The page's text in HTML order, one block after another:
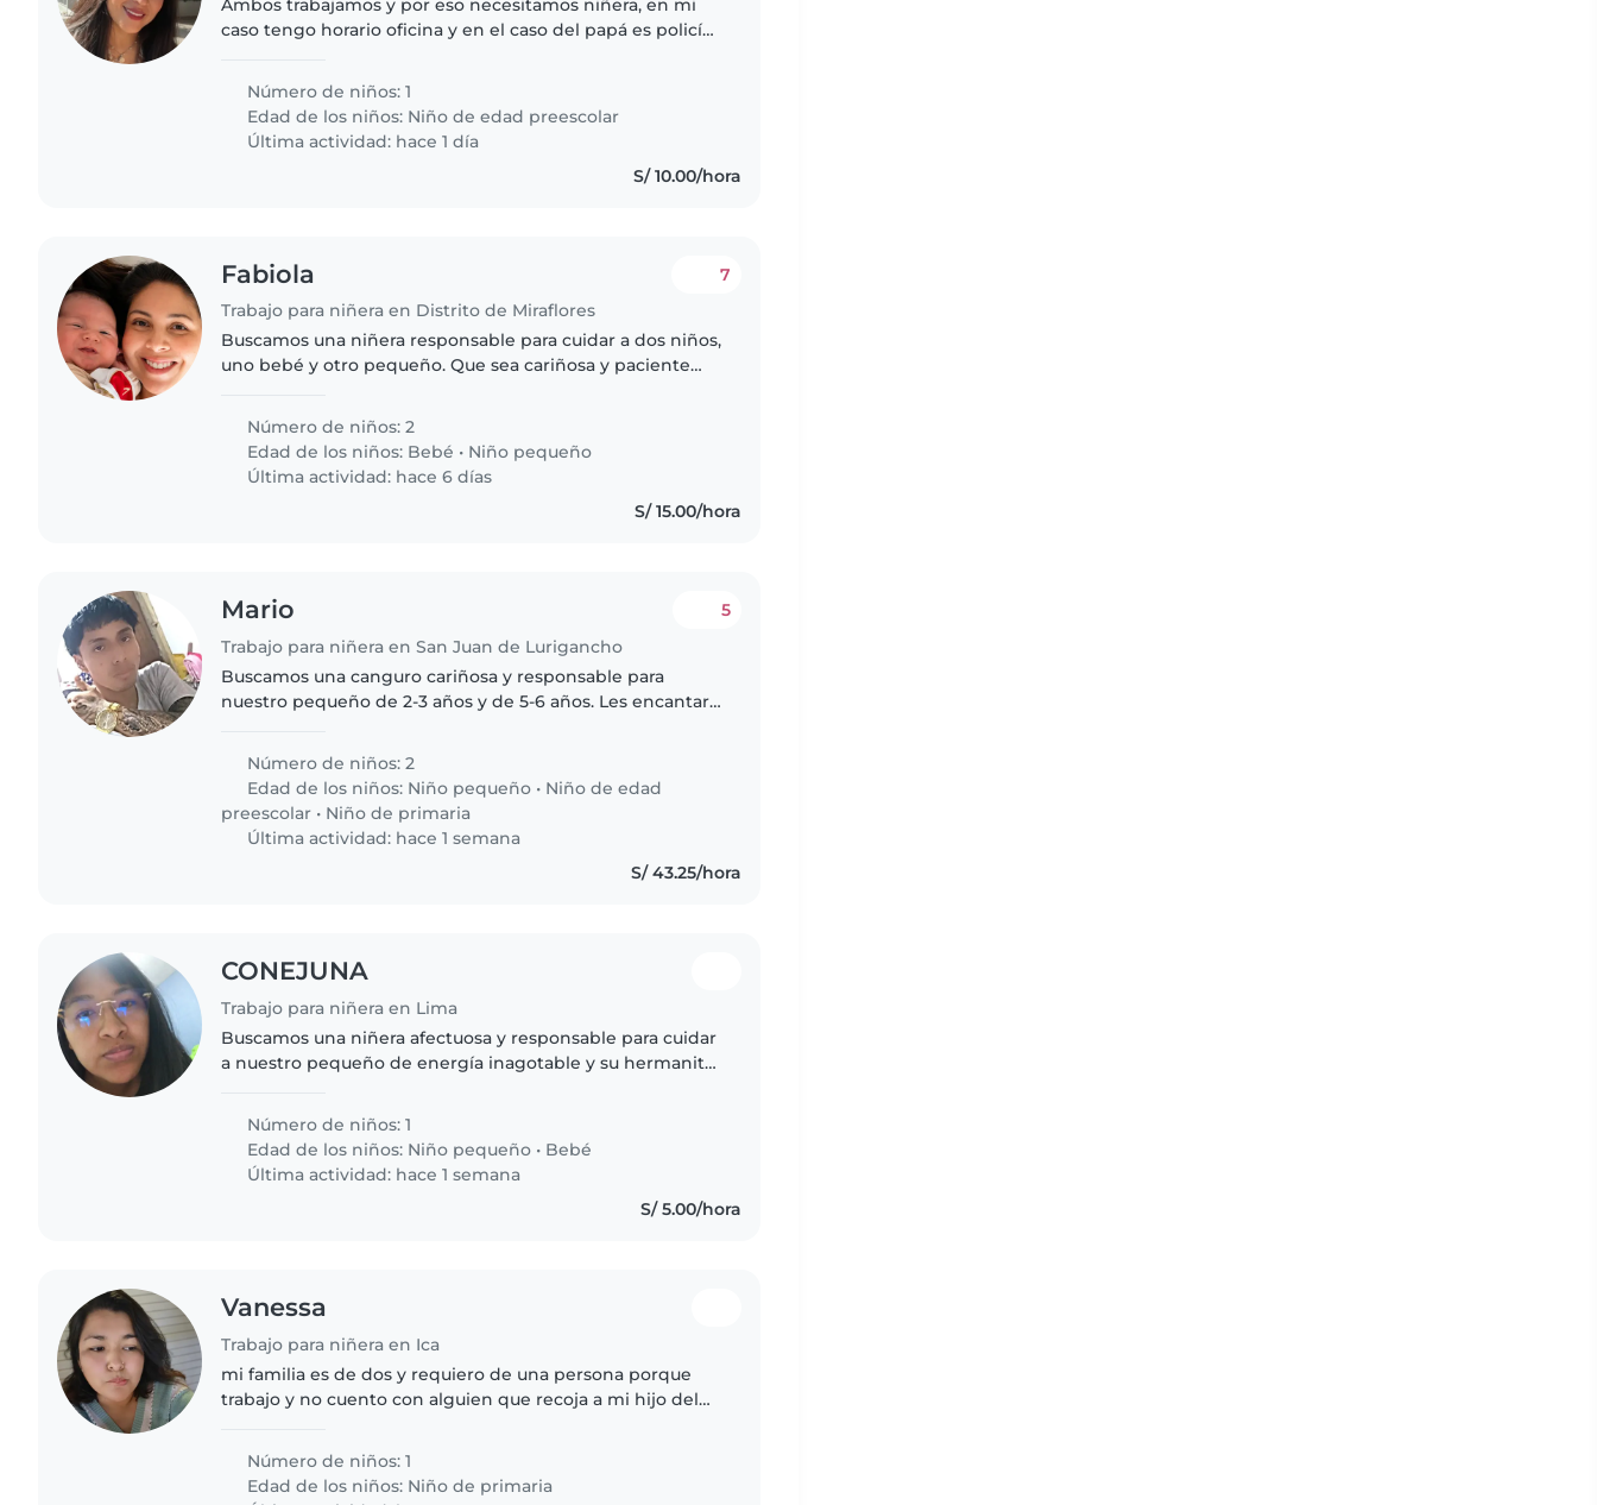
caso tengo horario oficina y en el caso del papá es policía
Número de niños: 1
Edad de los niños: Niño de edad preescolar
Última actividad: hace 1 día
S/ 10.00/hora
Fabiola
Trabajo para niñera en Distrito de Miraflores
7
Buscamos una niñera responsable para cuidar a dos niños,
uno bebé y otro pequeño. Que sea cariñosa y paciente
así que no estarías..
Número de niños: 2
Edad de los niños: Bebé • Niño pequeño
Última actividad: hace 6 días
S/ 15.00/hora
Mario
Trabajo para niñera en San Juan de Lurigancho
5
Buscamos una canguro cariñosa y responsable para
nuestro pequeño de 2-3 años y de 5-6 años. Les encantará
actividades diarias...
Número de niños: 2
Edad de los niños: Niño pequeño • Niño de edad
preescolar • Niño de primaria
Última actividad: hace 1 semana
S/ 43.25/hora
CONEJUNA
Trabajo para niñera en Lima
Buscamos una niñera afectuosa y responsable para cuidar
a nuestro pequeño de energía inagotable y su hermanita.
con la tarea en nuestro..
Número de niños: 1
Edad de los niños: Niño pequeño • Bebé
Última actividad: hace 1 semana
S/ 5.00/hora
Vanessa
Trabajo para niñera en Ica
mi familia es de dos y requiero de una persona porque
trabajo y no cuento con alguien que recoja a mi hijo del
Número de niños: 1
Edad de los niños: Niño de primaria